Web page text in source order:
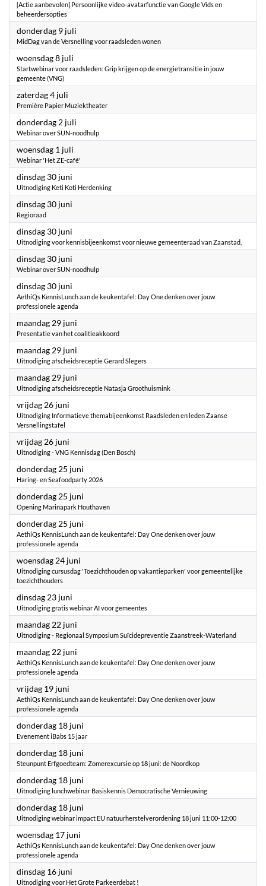
[Actie aanbevolen] Persoonlijke video-avatarfunctie van Google Vids en
beheerdersopties
donderdag 9 juli
MidDag van de Versnelling voor raadsleden wonen
woensdag 8 juli
Startwebinar voor raadsleden: Grip krijgen op de energietransitie in jouw
gemeente (VNG)
zaterdag 4 juli
Première Papier Muziektheater
donderdag 2 juli
Webinar over SUN-noodhulp
woensdag 1 juli
Webinar 'Het ZE-café'
dinsdag 30 juni
Uitnodiging Keti Koti Herdenking
dinsdag 30 juni
Regioraad
dinsdag 30 juni
Uitnodiging voor kennisbijeenkomst voor nieuwe gemeenteraad van Zaanstad,
dinsdag 30 juni
Webinar over SUN-noodhulp
dinsdag 30 juni
AethiQs KennisLunch aan de keukentafel: Day One denken over jouw
professionele agenda
maandag 29 juni
Presentatie van het coalitieakkoord
maandag 29 juni
Uitnodiging afscheidsreceptie Gerard Slegers
maandag 29 juni
Uitnodiging afscheidsreceptie Natasja Groothuismink
vrijdag 26 juni
Uitnodiging Informatieve themabijeenkomst Raadsleden en leden Zaanse
Versnellingstafel
vrijdag 26 juni
Uitnodiging - VNG Kennisdag (Den Bosch)
donderdag 25 juni
Haring- en Seafoodparty 2026
donderdag 25 juni
Opening Marinapark Houthaven
donderdag 25 juni
AethiQs KennisLunch aan de keukentafel: Day One denken over jouw
professionele agenda
woensdag 24 juni
Uitnodiging cursusdag 'Toezichthouden op vakantieparken' voor gemeentelijke
toezichthouders
dinsdag 23 juni
Uitnodiging gratis webinar AI voor gemeentes
maandag 22 juni
Uitnodiging - Regionaal Symposium Suïcidepreventie Zaanstreek-Waterland
maandag 22 juni
AethiQs KennisLunch aan de keukentafel: Day One denken over jouw
professionele agenda
vrijdag 19 juni
AethiQs KennisLunch aan de keukentafel: Day One denken over jouw
professionele agenda
donderdag 18 juni
Evenement iBabs 15 jaar
donderdag 18 juni
Steunpunt Erfgoedteam: Zomerexcursie op 18 juni: de Noordkop
donderdag 18 juni
Uitnodiging lunchwebinar Basiskennis Democratische Vernieuwing
donderdag 18 juni
Uitnodiging webinar impact EU natuurherstelverordening 18 juni 11:00-12:00
woensdag 17 juni
AethiQs KennisLunch aan de keukentafel: Day One denken over jouw
professionele agenda
dinsdag 16 juni
Uitnodiging voor Het Grote Parkeerdebat !